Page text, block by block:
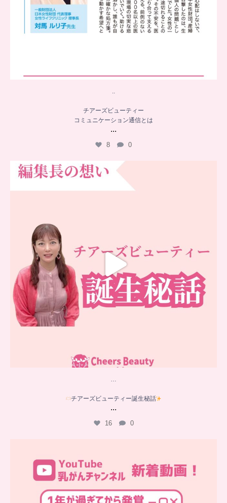
..
チアーズビューティー
コミュニケーション通信とは
...
8 0
チアーズビューティー誕生秘話
…
チアーズビューティー誕生秘話
...
16 0
新着動画
シコリと痛みを感じて
...
10